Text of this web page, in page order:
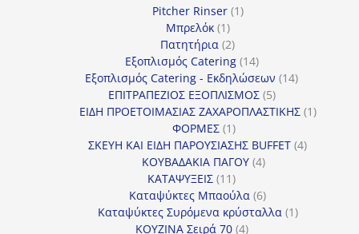
προϊόντα
Pitcher Rinser 11
Μπρελόκ 11
προϊόν
Πατητήρια 22
προϊόντα
Εξοπλισμός Catering 1414
προϊόντα
Εξοπλισμός Catering - Εκδηλώσεων 1414
ΕΠΙΤΡΑΠΕΖΙΟΣ ΕΞΟΠΛΙΣΜΟΣ 55
προϊόντα
ΕΙΔΗ ΠΡΟΕΤΟΙΜΑΣΙΑΣ ΖΑΧΑΡΟΠΛΑΣΤΙΚΗΣ 11
ΦΟΡΜΕΣ 11
προϊόν
ΣΚΕΥΗ ΚΑΙ ΕΙΔΗ ΠΑΡΟΥΣΙΑΣΗΣ BUFFET 44
ΚΟΥΒΑΔΑΚΙΑ ΠΑΓΟΥ 44
ΚΑΤΑΨΥΞΕΙΣ 1111
προϊόντα
Καταψύκτες Μπαούλα 66
προϊόντα
Καταψύκτες Συρόμενα κρύσταλλα 11
ΚΟΥΖΙΝΑ Σειρά 70 44